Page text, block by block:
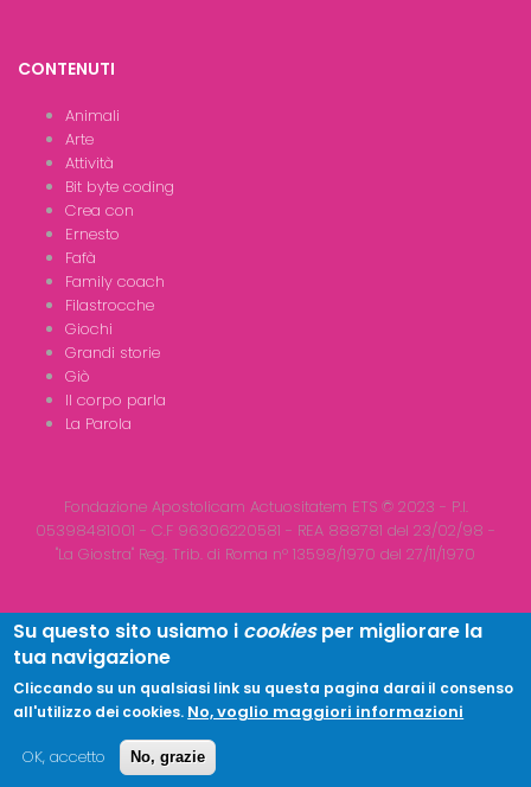
CONTENUTI
Animali
Arte
Attività
Bit byte coding
Crea con
Ernesto
Fafà
Family coach
Filastrocche
Giochi
Grandi storie
Giò
Il corpo parla
La Parola
Fondazione Apostolicam Actuositatem ETS © 2023 - P.I.
05398481001 - C.F 96306220581 - REA 888781 del 23/02/98 -
"La Giostra" Reg. Trib. di Roma n° 13598/1970 del 27/11/1970
Copyright © 2026LA GIOSTRA | All Rights Reserved
Su questo sito usiamo i cookiesper migliorare la
tua navigazione
Cliccando su un qualsiasi link su questa pagina darai il consenso
all'utilizzo dei cookies. No, voglio maggiori informazioni
OK, accetto
No, grazie